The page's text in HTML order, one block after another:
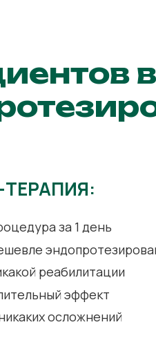
ТЕРАПИЯ:
за 1 день
реабилитации
эффект
осложнений